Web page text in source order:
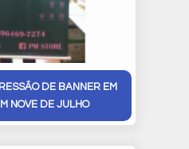
DE BANNER EM
NOVE DE JULHO